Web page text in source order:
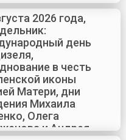
2026 года,
день
в честь
иконы
Матери, дни
Михаила
Олега
и Андрея